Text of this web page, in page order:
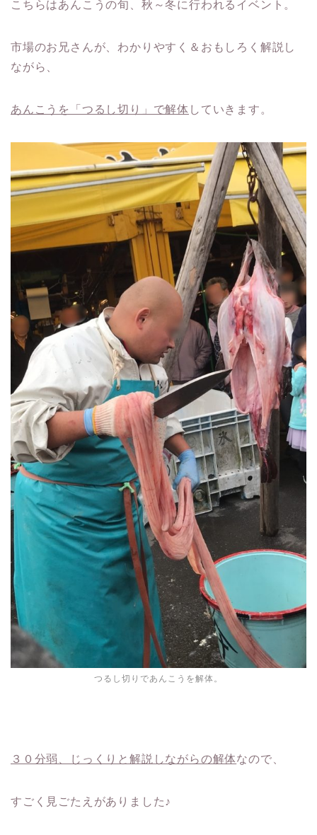
こちらはあんこうの旬、秋～冬に行われるイベント。
市場のお兄さんが、わかりやすく＆おもしろく解説し
ながら、
あんこうを「つるし切り」で解体 していきます。
つるし切りであんこうを解体。
３０分弱、じっくりと解説しながらの解体なので、
すごく見ごたえがありました♪